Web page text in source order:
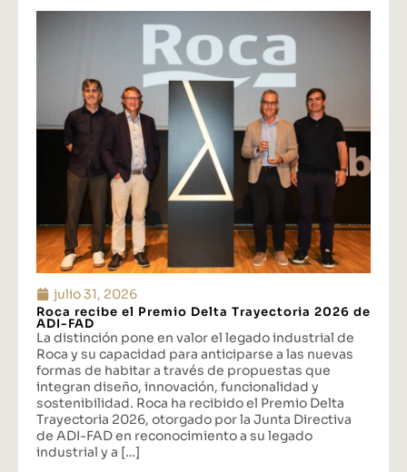
julio 31, 2026
Roca recibe el Premio Delta Trayectoria 2026 de
ADI-FAD
La distinción pone en valor el legado industrial de
Roca y su capacidad para anticiparse a las nuevas
formas de habitar a través de propuestas que
integran diseño, innovación, funcionalidad y
sostenibilidad. Roca ha recibido el Premio Delta
Trayectoria 2026, otorgado por la Junta Directiva
de ADI-FAD en reconocimiento a su legado
industrial y a […]